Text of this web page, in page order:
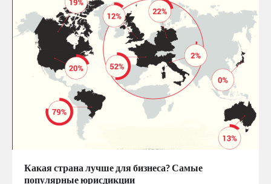
Какая страна лучше для бизнеса? Самые
популярные юрисдикции